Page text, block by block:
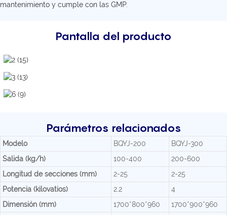
mantenimiento y cumple con las GMP.
Pantalla del producto
Parámetros relacionados
Modelo BQYJ-200
BQYJ-300
Salida (kg/h)
100-400
200-600
Longitud de secciones (mm)
2-25
2-25
Potencia (kilovatios)
2.2
4
Dimensión (mm)
1700*800*960
1700*900*960